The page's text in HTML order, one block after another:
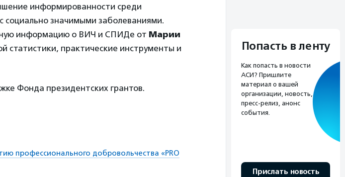
информированности среди
социально значимыми заболеваниями.
информацию о ВИЧ и СПИДе от Марии
статистики, практические инструменты и
Фонда президентских грантов.
профессионального добровольчества «PRO
Попасть в ленту
Как попасть в новости
АСИ? Пришлите
материал о вашей
организации, новость,
пресс-релиз, анонс
события.
Прислать новость